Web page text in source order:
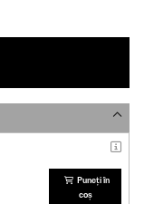
Puneți în
coș